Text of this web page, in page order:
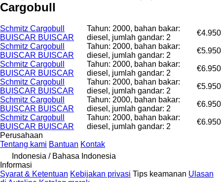
Cargobull
Schmitz Cargobull
BUISCAR BUISCAR
Tahun: 2000, bahan bakar:
diesel, jumlah gandar: 2
€4.950
Schmitz Cargobull
BUISCAR BUISCAR
Tahun: 2000, bahan bakar:
diesel, jumlah gandar: 2
€5.950
Schmitz Cargobull
BUISCAR BUISCAR
Tahun: 2000, bahan bakar:
diesel, jumlah gandar: 2
€6.950
Schmitz Cargobull
BUISCAR BUISCAR
Tahun: 2000, bahan bakar:
diesel, jumlah gandar: 2
€5.950
Schmitz Cargobull
BUISCAR BUISCAR
Tahun: 2000, bahan bakar:
diesel, jumlah gandar: 2
€6.950
Schmitz Cargobull
BUISCAR BUISCAR
Tahun: 2000, bahan bakar:
diesel, jumlah gandar: 2
€6.950
Perusahaan
Tentang kami Bantuan Kontak
Indonesia / Bahasa Indonesia
Informasi
Syarat & Ketentuan Kebijakan privasi Tips keamanan Ulasan